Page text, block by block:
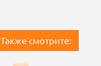
Также смотрите: